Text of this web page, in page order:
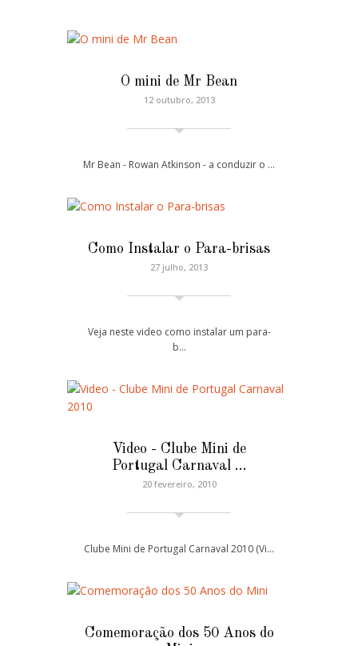
O mini de Mr Bean
12 outubro, 2013
Mr Bean - Rowan Atkinson - a conduzir o …
Como Instalar o Para-brisas
27 julho, 2013
Veja neste video como instalar um para-
b…
Video - Clube Mini de
Portugal Carnaval …
20 fevereiro, 2010
Clube Mini de Portugal Carnaval 2010 (Vi…
Comemoração dos 50 Anos do